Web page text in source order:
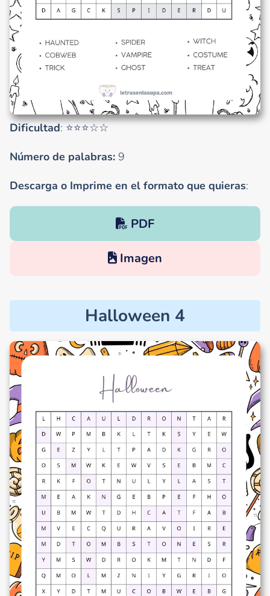
Dificultad: ⭐⭐⭐☆☆
Número de palabras: 9
Descarga o Imprime en el formato que quieras:
PDF
Imagen
Halloween 4